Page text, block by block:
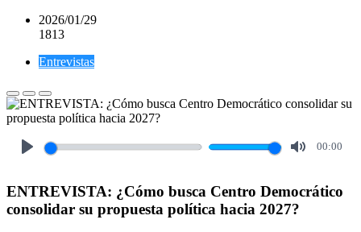
2026/01/29
1813
Entrevistas
00:00
ENTREVISTA: ¿Cómo busca Centro Democrático
consolidar su propuesta política hacia 2027?